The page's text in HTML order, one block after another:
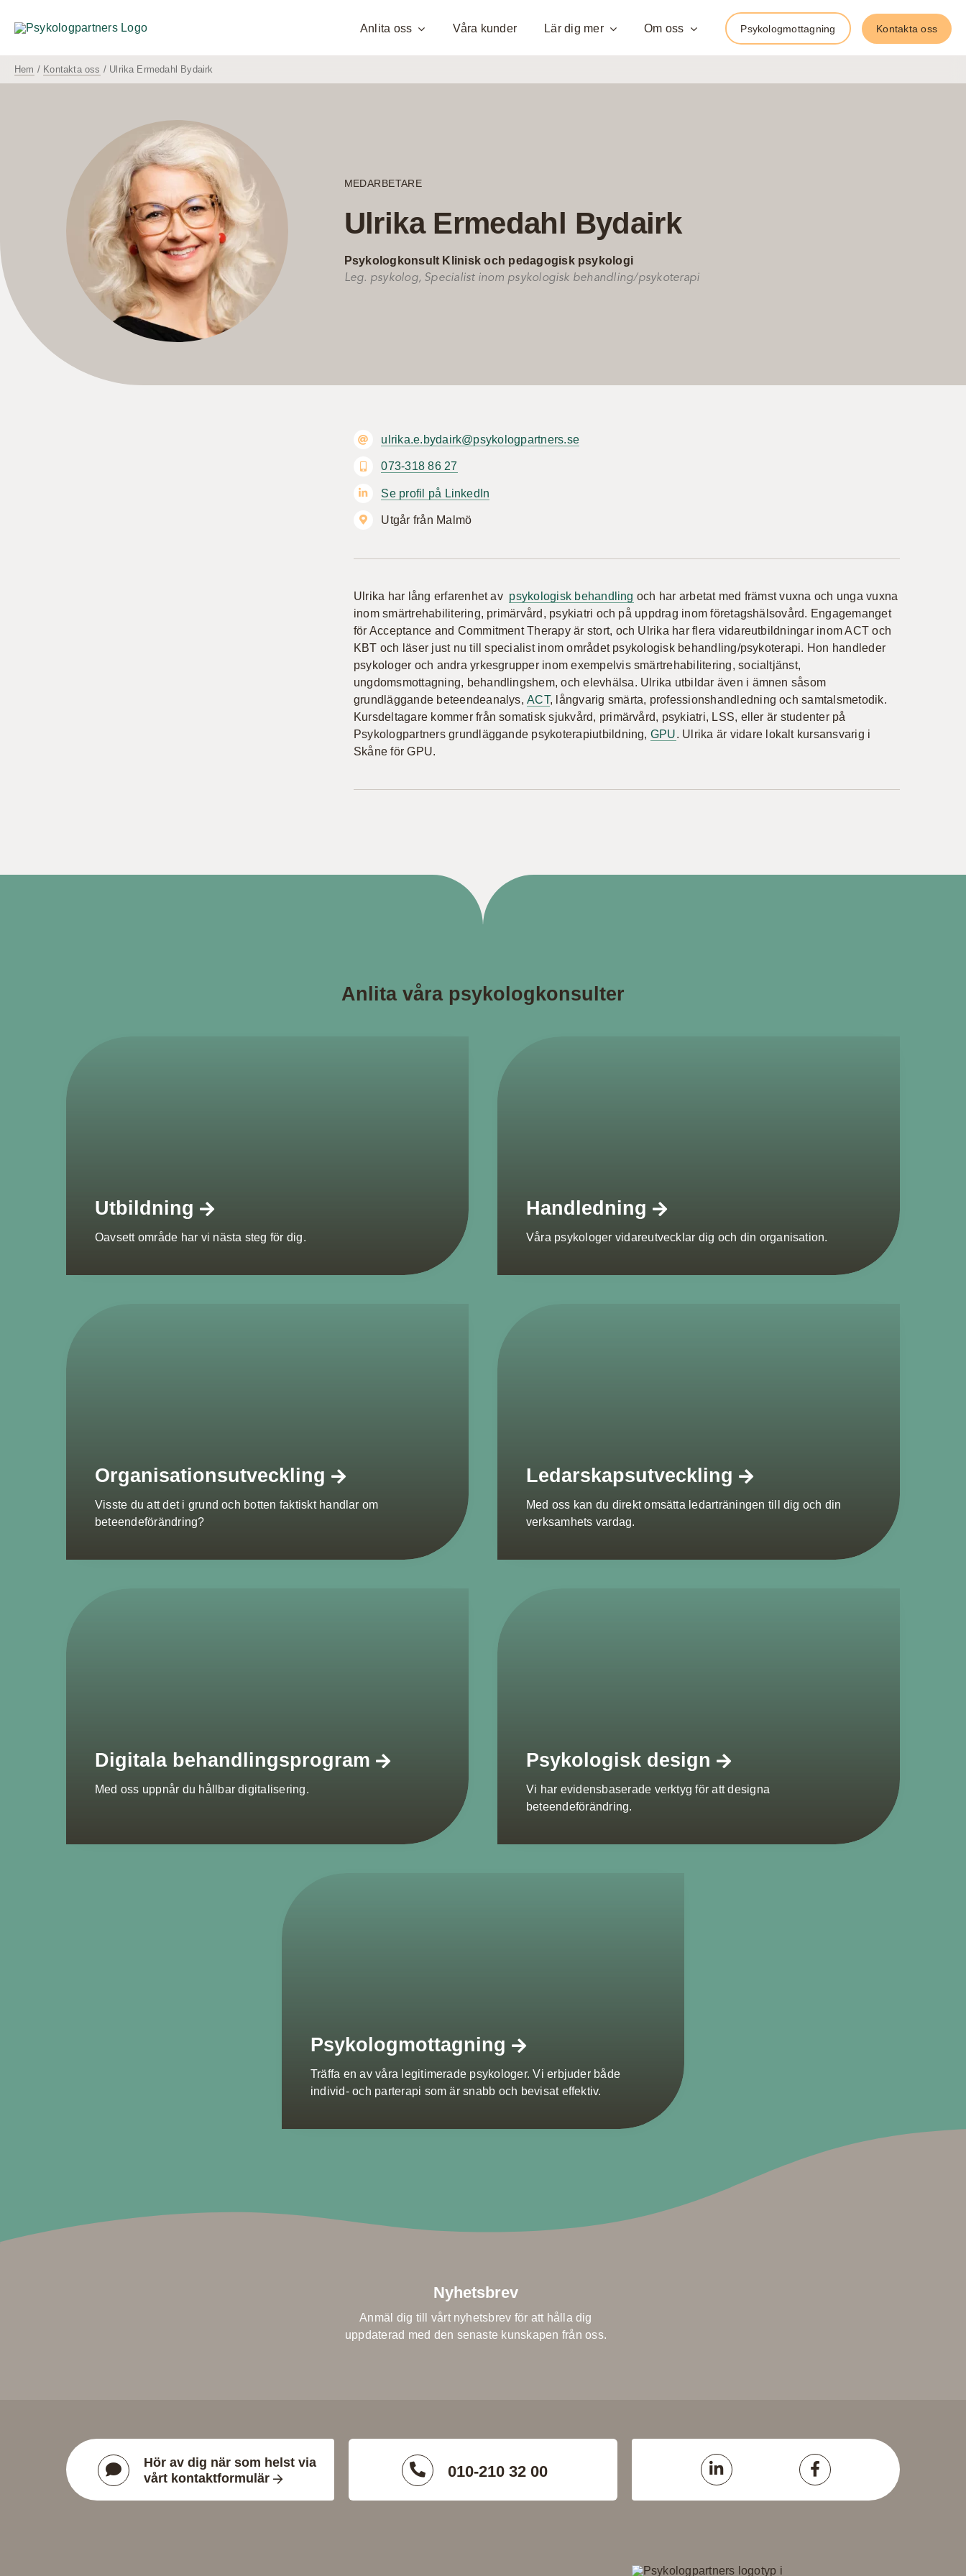
Anlita oss Våra kunder Lär dig mer Om oss Psykologmottagning Kontakta oss
Hem / Kontakta oss / Ulrika Ermedahl Bydairk
MEDARBETARE
Ulrika Ermedahl Bydairk
Psykologkonsult Klinisk och pedagogisk psykologi
Leg. psykolog, Specialist inom psykologisk behandling/psykoterapi
ulrika.e.bydairk@psykologpartners.se
073-318 86 27
Se profil på LinkedIn
Utgår från Malmö
Ulrika har lång erfarenhet av psykologisk behandling och har arbetat med främst vuxna och unga vuxna
inom smärtrehabilitering, primärvård, psykiatri och på uppdrag inom företagshälsovård. Engagemanget
för Acceptance and Commitment Therapy är stort, och Ulrika har flera vidareutbildningar inom ACT och
KBT och läser just nu till specialist inom området psykologisk behandling/psykoterapi. Hon handleder
psykologer och andra yrkesgrupper inom exempelvis smärtrehabilitering, socialtjänst,
ungdomsmottagning, behandlingshem, och elevhälsa. Ulrika utbildar även i ämnen såsom
grundläggande beteendeanalys,ACT, långvarig smärta, professionshandledning och samtalsmetodik.
Kursdeltagare kommer från somatisk sjukvård, primärvård, psykiatri, LSS, eller är studenter på
Psykologpartners grundläggande psykoterapiutbildning, GPU. Ulrika är vidare lokalt kursansvarig i
Skåne för GPU.
Anlita våra psykologkonsulter
Utbildning
Oavsett område har vi nästa steg för dig.
Handledning
Våra psykologer vidareutvecklar dig och din organisation.
Organisationsutveckling
Visste du att det i grund och botten faktiskt handlar om
beteendeförändring?
Ledarskapsutveckling
Med oss kan du direkt omsätta ledarträningen till dig och din
verksamhets vardag.
Digitala behandlingsprogram
Med oss uppnår du hållbar digitalisering.
Psykologisk design
Vi har evidensbaserade verktyg för att designa
beteendeförändring.
Psykologmottagning
Träffa en av våra legitimerade psykologer. Vi erbjuder både
individ- och parterapi som är snabb och bevisat effektiv.
Nyhetsbrev
Anmäl dig till vårt nyhetsbrev för att hålla dig
uppdaterad med den senaste kunskapen från oss.
Hör av dig när som helst via
vårt kontaktformulär
010-210 32 00